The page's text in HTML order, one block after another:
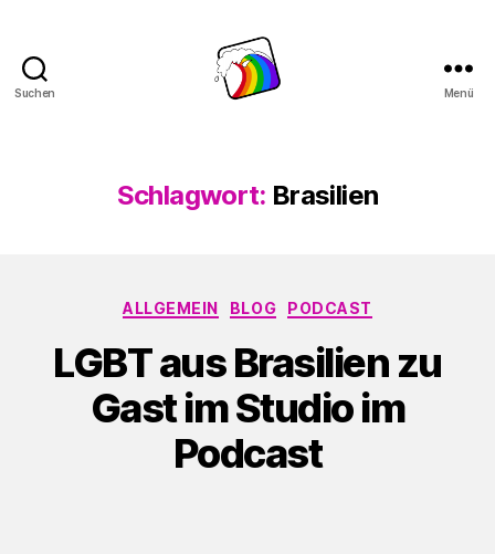
Suchen Menü
Schlagwort: Brasilien
Kategorien
ALLGEMEIN BLOG PODCAST
LGBT aus Brasilien zu
Gast im Studio im
Podcast